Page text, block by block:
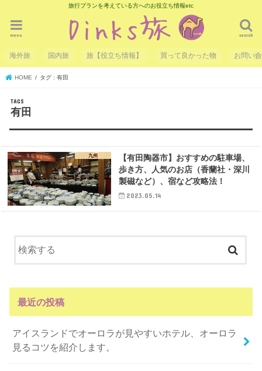
旅行プランを考えている方へのお役立ち情報etc
search
menu
海外旅 国内旅 旅【役立ち情報】 買って良かった物 お問い
HOME タグ : 有田
有田
九州
【有田陶器市】おすすめの駐車場、
歩き方、人気のお店（香蘭社・深川
製磁など）、宿など攻略法！
2023.05.14
最近の投稿
アイスランドでオーロラが見やすいホテル、オーロラ
見るコツを紹介します。